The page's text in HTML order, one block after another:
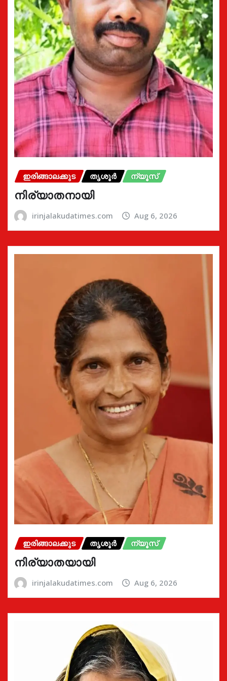
ഇരിങ്ങാലക്കുട തൃശൂർ ന്യൂസ്
നിര്യാതനായി
irinjalakudatimes.com Aug 6, 2026
ഇരിങ്ങാലക്കുട തൃശൂർ ന്യൂസ്
നിര്യാതയായി
irinjalakudatimes.com Aug 6, 2026